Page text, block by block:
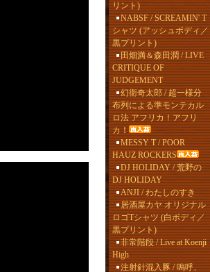
リント)
NABSF / SCREAMIN' T
シャツ (アッシュボディ／
黒プリント)
田畑満＆森田潤 / LIVE
CRITIQUE OF
JUDGEMENT
幻衛奇太郎 / 超一様分
布列による準モンテカル
ロ法 アフリカ！アフリ
カ！
MESSY T / POOR
HAUZ ROCKERS
DJ HOLIDAY / 荒野の
DJ HOLIDAY
ANJI / わたしのすき
居酒屋カヤ オリジナル
ロゴTシャツ (白ボディ／
黒プリント)
非常階段 / Live at Koenji
High
注射針混入豚 / 嗚呼、